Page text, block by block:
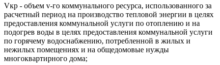
Vкр - объем v-го коммунального ресурса, использованного за
расчетный период на производство тепловой энергии в целях
предоставления коммунальной услуги по отоплению и на
подогрев воды в целях предоставления коммунальной услуги
по горячему водоснабжению, потребленной в жилых и
нежилых помещениях и на общедомовые нужды
многоквартирного дома;